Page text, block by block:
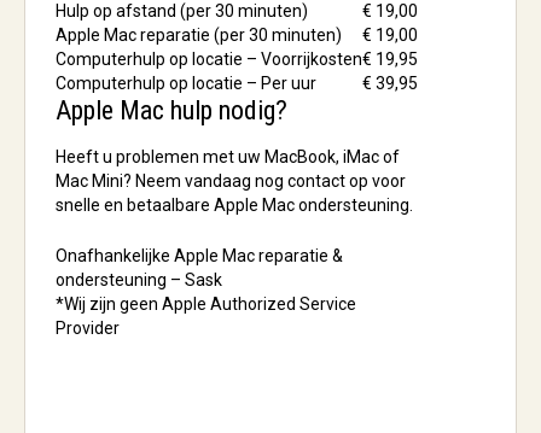
Hulp op afstand (per 30 minuten)
€ 19,00
Apple Mac reparatie (per 30 minuten)
€ 19,00
Computerhulp op locatie – Voorrijkosten€ 19,95
Computerhulp op locatie – Per uur
€ 39,95
Apple Mac hulp nodig?
Heeft u problemen met uw MacBook, iMac of
Mac Mini? Neem vandaag nog contact op voor
snelle en betaalbare Apple Mac ondersteuning.
Onafhankelijke Apple Mac reparatie &
ondersteuning – Sask
*Wij zijn geen Apple Authorized Service
Provider